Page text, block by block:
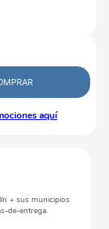
aquí
+ sus municipios
de-entrega.